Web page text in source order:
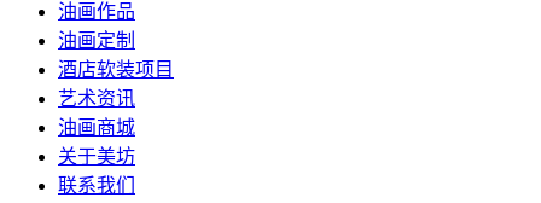
油画作品
油画定制
酒店软装项目
艺术资讯
油画商城
关于美坊
联系我们